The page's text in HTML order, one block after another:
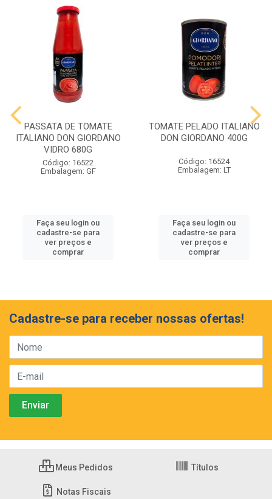
PASSATA DE TOMATE
ITALIANO DON GIORDANO
VIDRO 680G
Código: 16522
Embalagem: GF
Faça seu login ou
cadastre-se para
ver preços e
comprar
TOMATE PELADO ITALIANO
DON GIORDANO 400G
Código: 16524
Embalagem: LT
Faça seu login ou
cadastre-se para
ver preços e
comprar
Cadastre-se para receber nossas ofertas!
Meus Pedidos Títulos
Notas Fiscais